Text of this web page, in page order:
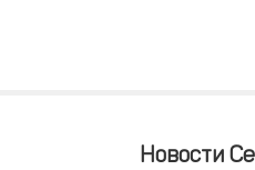
Новости